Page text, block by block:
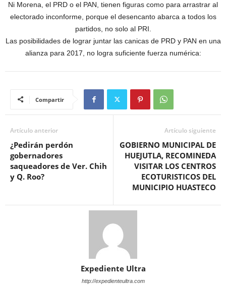
Ni Morena, el PRD o el PAN, tienen figuras como para arrastrar al
electorado inconforme, porque el desencanto abarca a todos los
partidos, no solo al PRI.
Las posibilidades de lograr juntar las canicas de PRD y PAN en una
alianza para 2017, no logra suficiente fuerza numérica:
Compartir
Artículo anterior
¿Pedirán perdón
gobernadores
saqueadores de Ver. Chih
y Q. Roo?
Artículo siguiente
GOBIERNO MUNICIPAL DE
HUEJUTLA, RECOMINEDA
VISITAR LOS CENTROS
ECOTURISTICOS DEL
MUNICIPIO HUASTECO
Expediente Ultra
http://expedienteultra.com